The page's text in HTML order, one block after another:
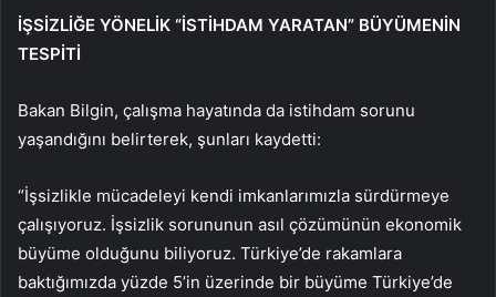
İŞSİZLİĞE YÖNELİK “İSTİHDAM YARATAN” BÜYÜMENİN
TESPİTİ
Bakan Bilgin, çalışma hayatında da istihdam sorunu
yaşandığını belirterek, şunları kaydetti:
“İşsizlikle mücadeleyi kendi imkanlarımızla sürdürmeye
çalışıyoruz. İşsizlik sorununun asıl çözümünün ekonomik
büyüme olduğunu biliyoruz. Türkiye’de rakamlara
baktığımızda yüzde 5’in üzerinde bir büyüme Türkiye’de